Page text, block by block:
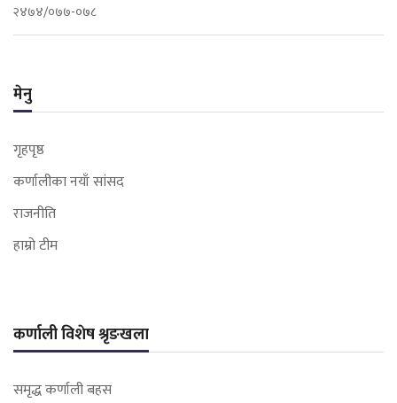
२४७४/०७७-०७८
मेनु
गृहपृष्ठ
कर्णालीका नयाँ सांसद
राजनीति
हाम्रो टीम
कर्णाली विशेष श्रृङखला
समृद्ध कर्णाली बहस